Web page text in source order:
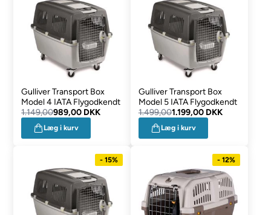
Gulliver Transport Box
Model 4 IATA Flygodkendt
1.149,00989,00 DKK
Læg i kurv
Gulliver Transport Box
Model 5 IATA Flygodkendt
1.499,001.199,00 DKK
Læg i kurv
- 15% - 12%